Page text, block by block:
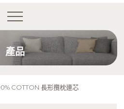
$ 500 可享免費送貨服務。
產品
COTTON 長形攬枕連芯